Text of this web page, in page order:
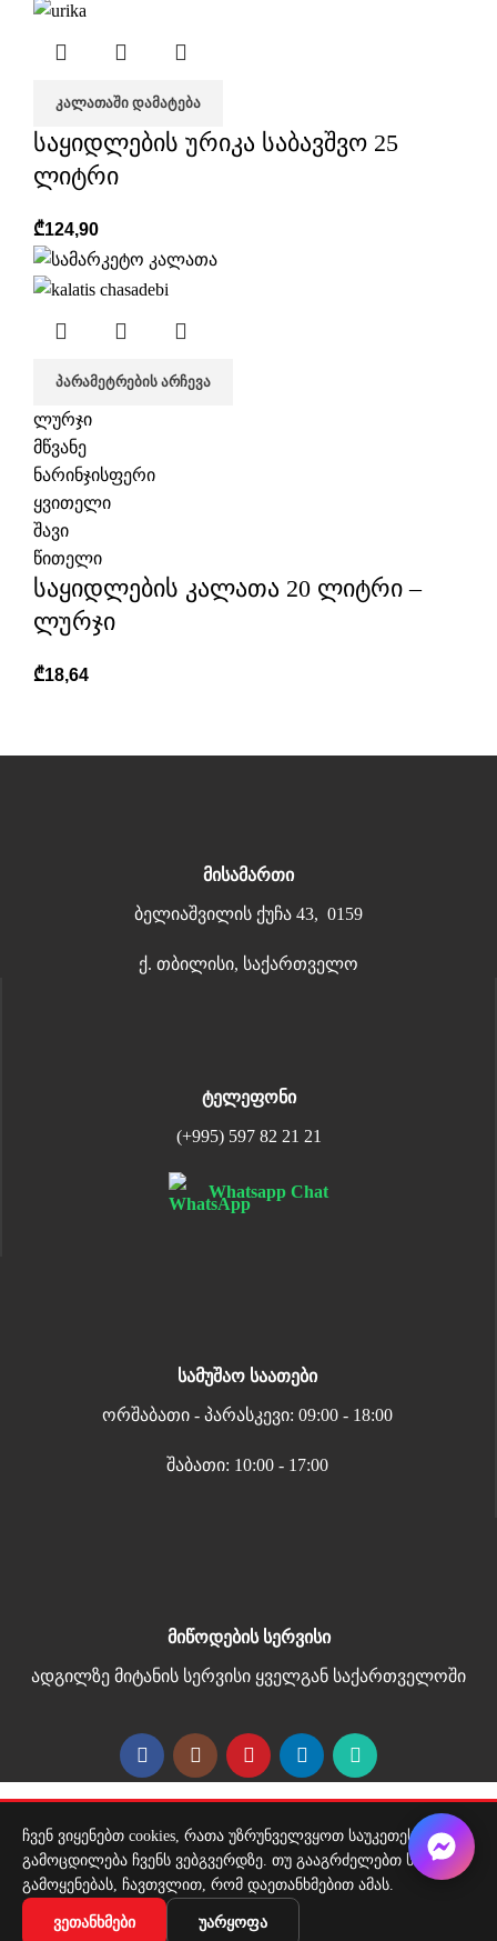
ᲙᲐᲚᲐᲗᲐᲨᲘ ᲓᲐᲛᲐᲢᲔᲑᲐ
საყიდლების ურიკა საბავშვო 25
ლიტრი
₾124,90
ᲞᲐᲠᲐᲛᲔᲢᲠᲔᲑᲘᲡ ᲐᲠᲩᲔᲕᲐ
ლურჯი
მწვანე
ნარინჯისფერი
ყვითელი
შავი
წითელი
საყიდლების კალათა 20 ლიტრი –
ლურჯი
₾18,64
მისამართი
ბელიაშვილის ქუჩა 43, 0159
ქ. თბილისი, საქართველო
ტელეფონი
(+995) 597 82 21 21
Whatsapp Chat
სამუშაო საათები
ორშაბათი - პარასკევი: 09:00 - 18:00
შაბათი: 10:00 - 17:00
მიწოდების სერვისი
ადგილზე მიტანის სერვისი ყველგან საქართველოში
მარტივი გადახდა
საყიდლების კალათა 20 ლიტრი – მავთულის
ჩვენ ვიყენებთ cookies, რათა უზრუნველვყოთ საუკეთესო
გამოცდილება ჩვენს ვებგვერდზე. თუ გააგრძელებთ საიტის
გამოყენებას, ჩავთვლით, რომ დაეთანხმებით ამას.
ᲕᲔᲗᲐᲜᲮᲛᲔᲑᲘ ᲣᲐᲠᲧᲝᲤᲐ